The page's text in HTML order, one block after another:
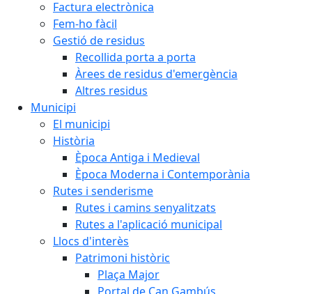
Factura electrònica
Fem-ho fàcil
Gestió de residus
Recollida porta a porta
Àrees de residus d'emergència
Altres residus
Municipi
El municipi
Història
Època Antiga i Medieval
Època Moderna i Contemporània
Rutes i senderisme
Rutes i camins senyalitzats
Rutes a l'aplicació municipal
Llocs d'interès
Patrimoni històric
Plaça Major